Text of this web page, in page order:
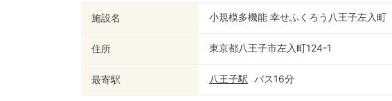
施設名 小規模多機能 幸せふくろう八王子左入町
住所 東京都八王子市左入町124-1
最寄駅 八王子駅 バス16分